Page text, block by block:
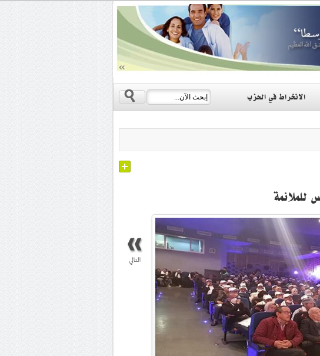
الانخراط في الحزب s
للملائمة